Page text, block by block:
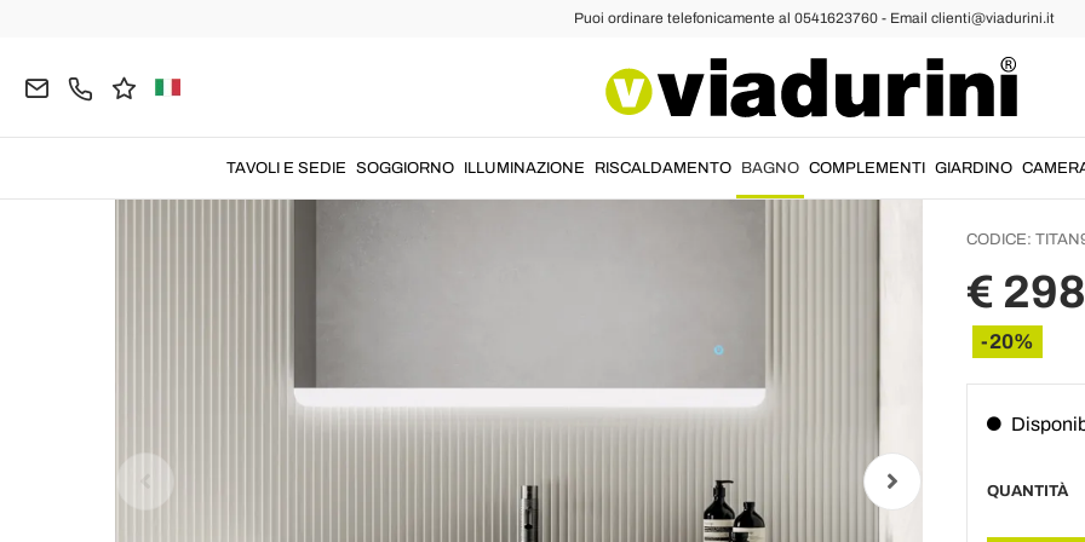
Puoi ordinare telefonicamente al 0541623760 - Email clienti@viadurini.it
TAVOLI E SEDIE SOGGIORNO ILLUMINAZIONE RISCALDAMENTO BAGNO COMPLEMENTI GIARDINO
CODICE:
€
-20%
QUANTITÀ